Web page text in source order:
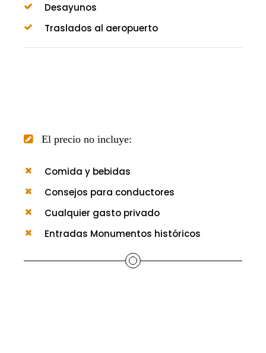
Desayunos
Traslados al aeropuerto
El precio no incluye:
Comida y bebidas
Consejos para conductores
Cualquier gasto privado
Entradas Monumentos históricos